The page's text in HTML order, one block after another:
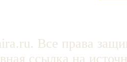
Все права
ссылка на